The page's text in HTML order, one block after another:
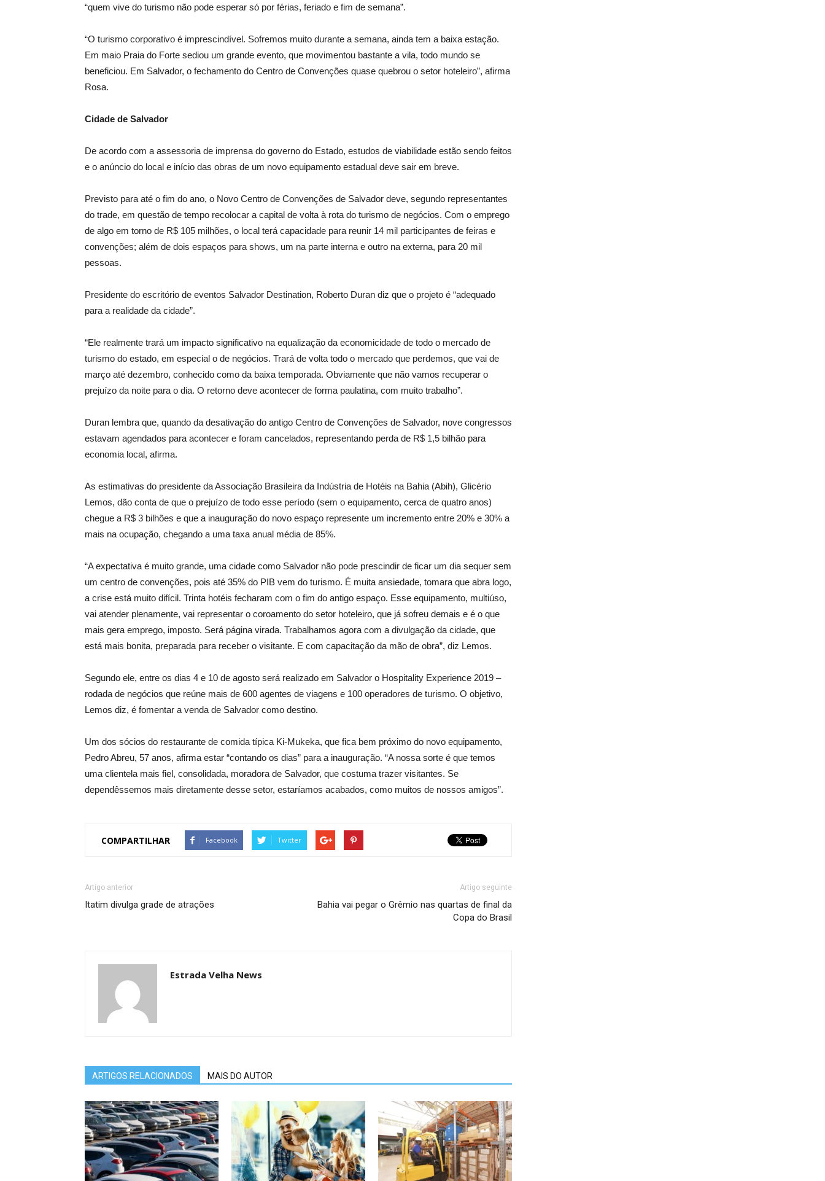
“quem vive do turismo não pode esperar só por férias, feriado e fim de semana”.
“O turismo corporativo é imprescindível. Sofremos muito durante a semana, ainda tem a baixa estação.
Em maio Praia do Forte sediou um grande evento, que movimentou bastante a vila, todo mundo se
beneficiou. Em Salvador, o fechamento do Centro de Convenções quase quebrou o setor hoteleiro”, afirma
Rosa.
Cidade de Salvador
De acordo com a assessoria de imprensa do governo do Estado, estudos de viabilidade estão sendo feitos
e o anúncio do local e início das obras de um novo equipamento estadual deve sair em breve.
Previsto para até o fim do ano, o Novo Centro de Convenções de Salvador deve, segundo representantes
do trade, em questão de tempo recolocar a capital de volta à rota do turismo de negócios. Com o emprego
de algo em torno de R$ 105 milhões, o local terá capacidade para reunir 14 mil participantes de feiras e
convenções; além de dois espaços para shows, um na parte interna e outro na externa, para 20 mil
pessoas.
Presidente do escritório de eventos Salvador Destination, Roberto Duran diz que o projeto é “adequado
para a realidade da cidade”.
“Ele realmente trará um impacto significativo na equalização da economicidade de todo o mercado de
turismo do estado, em especial o de negócios. Trará de volta todo o mercado que perdemos, que vai de
março até dezembro, conhecido como da baixa temporada. Obviamente que não vamos recuperar o
prejuízo da noite para o dia. O retorno deve acontecer de forma paulatina, com muito trabalho”.
Duran lembra que, quando da desativação do antigo Centro de Convenções de Salvador, nove congressos
estavam agendados para acontecer e foram cancelados, representando perda de R$ 1,5 bilhão para
economia local, afirma.
As estimativas do presidente da Associação Brasileira da Indústria de Hotéis na Bahia (Abih), Glicério
Lemos, dão conta de que o prejuízo de todo esse período (sem o equipamento, cerca de quatro anos)
chegue a R$ 3 bilhões e que a inauguração do novo espaço represente um incremento entre 20% e 30% a
mais na ocupação, chegando a uma taxa anual média de 85%.
“A expectativa é muito grande, uma cidade como Salvador não pode prescindir de ficar um dia sequer sem
um centro de convenções, pois até 35% do PIB vem do turismo. É muita ansiedade, tomara que abra logo,
a crise está muito difícil. Trinta hotéis fecharam com o fim do antigo espaço. Esse equipamento, multiúso,
vai atender plenamente, vai representar o coroamento do setor hoteleiro, que já sofreu demais e é o que
mais gera emprego, imposto. Será página virada. Trabalhamos agora com a divulgação da cidade, que
está mais bonita, preparada para receber o visitante. E com capacitação da mão de obra”, diz Lemos.
Segundo ele, entre os dias 4 e 10 de agosto será realizado em Salvador o Hospitality Experience 2019 –
rodada de negócios que reúne mais de 600 agentes de viagens e 100 operadores de turismo. O objetivo,
Lemos diz, é fomentar a venda de Salvador como destino.
Um dos sócios do restaurante de comida típica Ki-Mukeka, que fica bem próximo do novo equipamento,
Pedro Abreu, 57 anos, afirma estar “contando os dias” para a inauguração. “A nossa sorte é que temos
uma clientela mais fiel, consolidada, moradora de Salvador, que costuma trazer visitantes. Se
dependêssemos mais diretamente desse setor, estaríamos acabados, como muitos de nossos amigos”.
COMPARTILHAR Facebook Twitter
Artigo anterior
Itatim divulga grade de atrações
Artigo seguinte
Bahia vai pegar o Grêmio nas quartas de final da
Copa do Brasil
Estrada Velha News
ARTIGOS RELACIONADOS MAIS DO AUTOR